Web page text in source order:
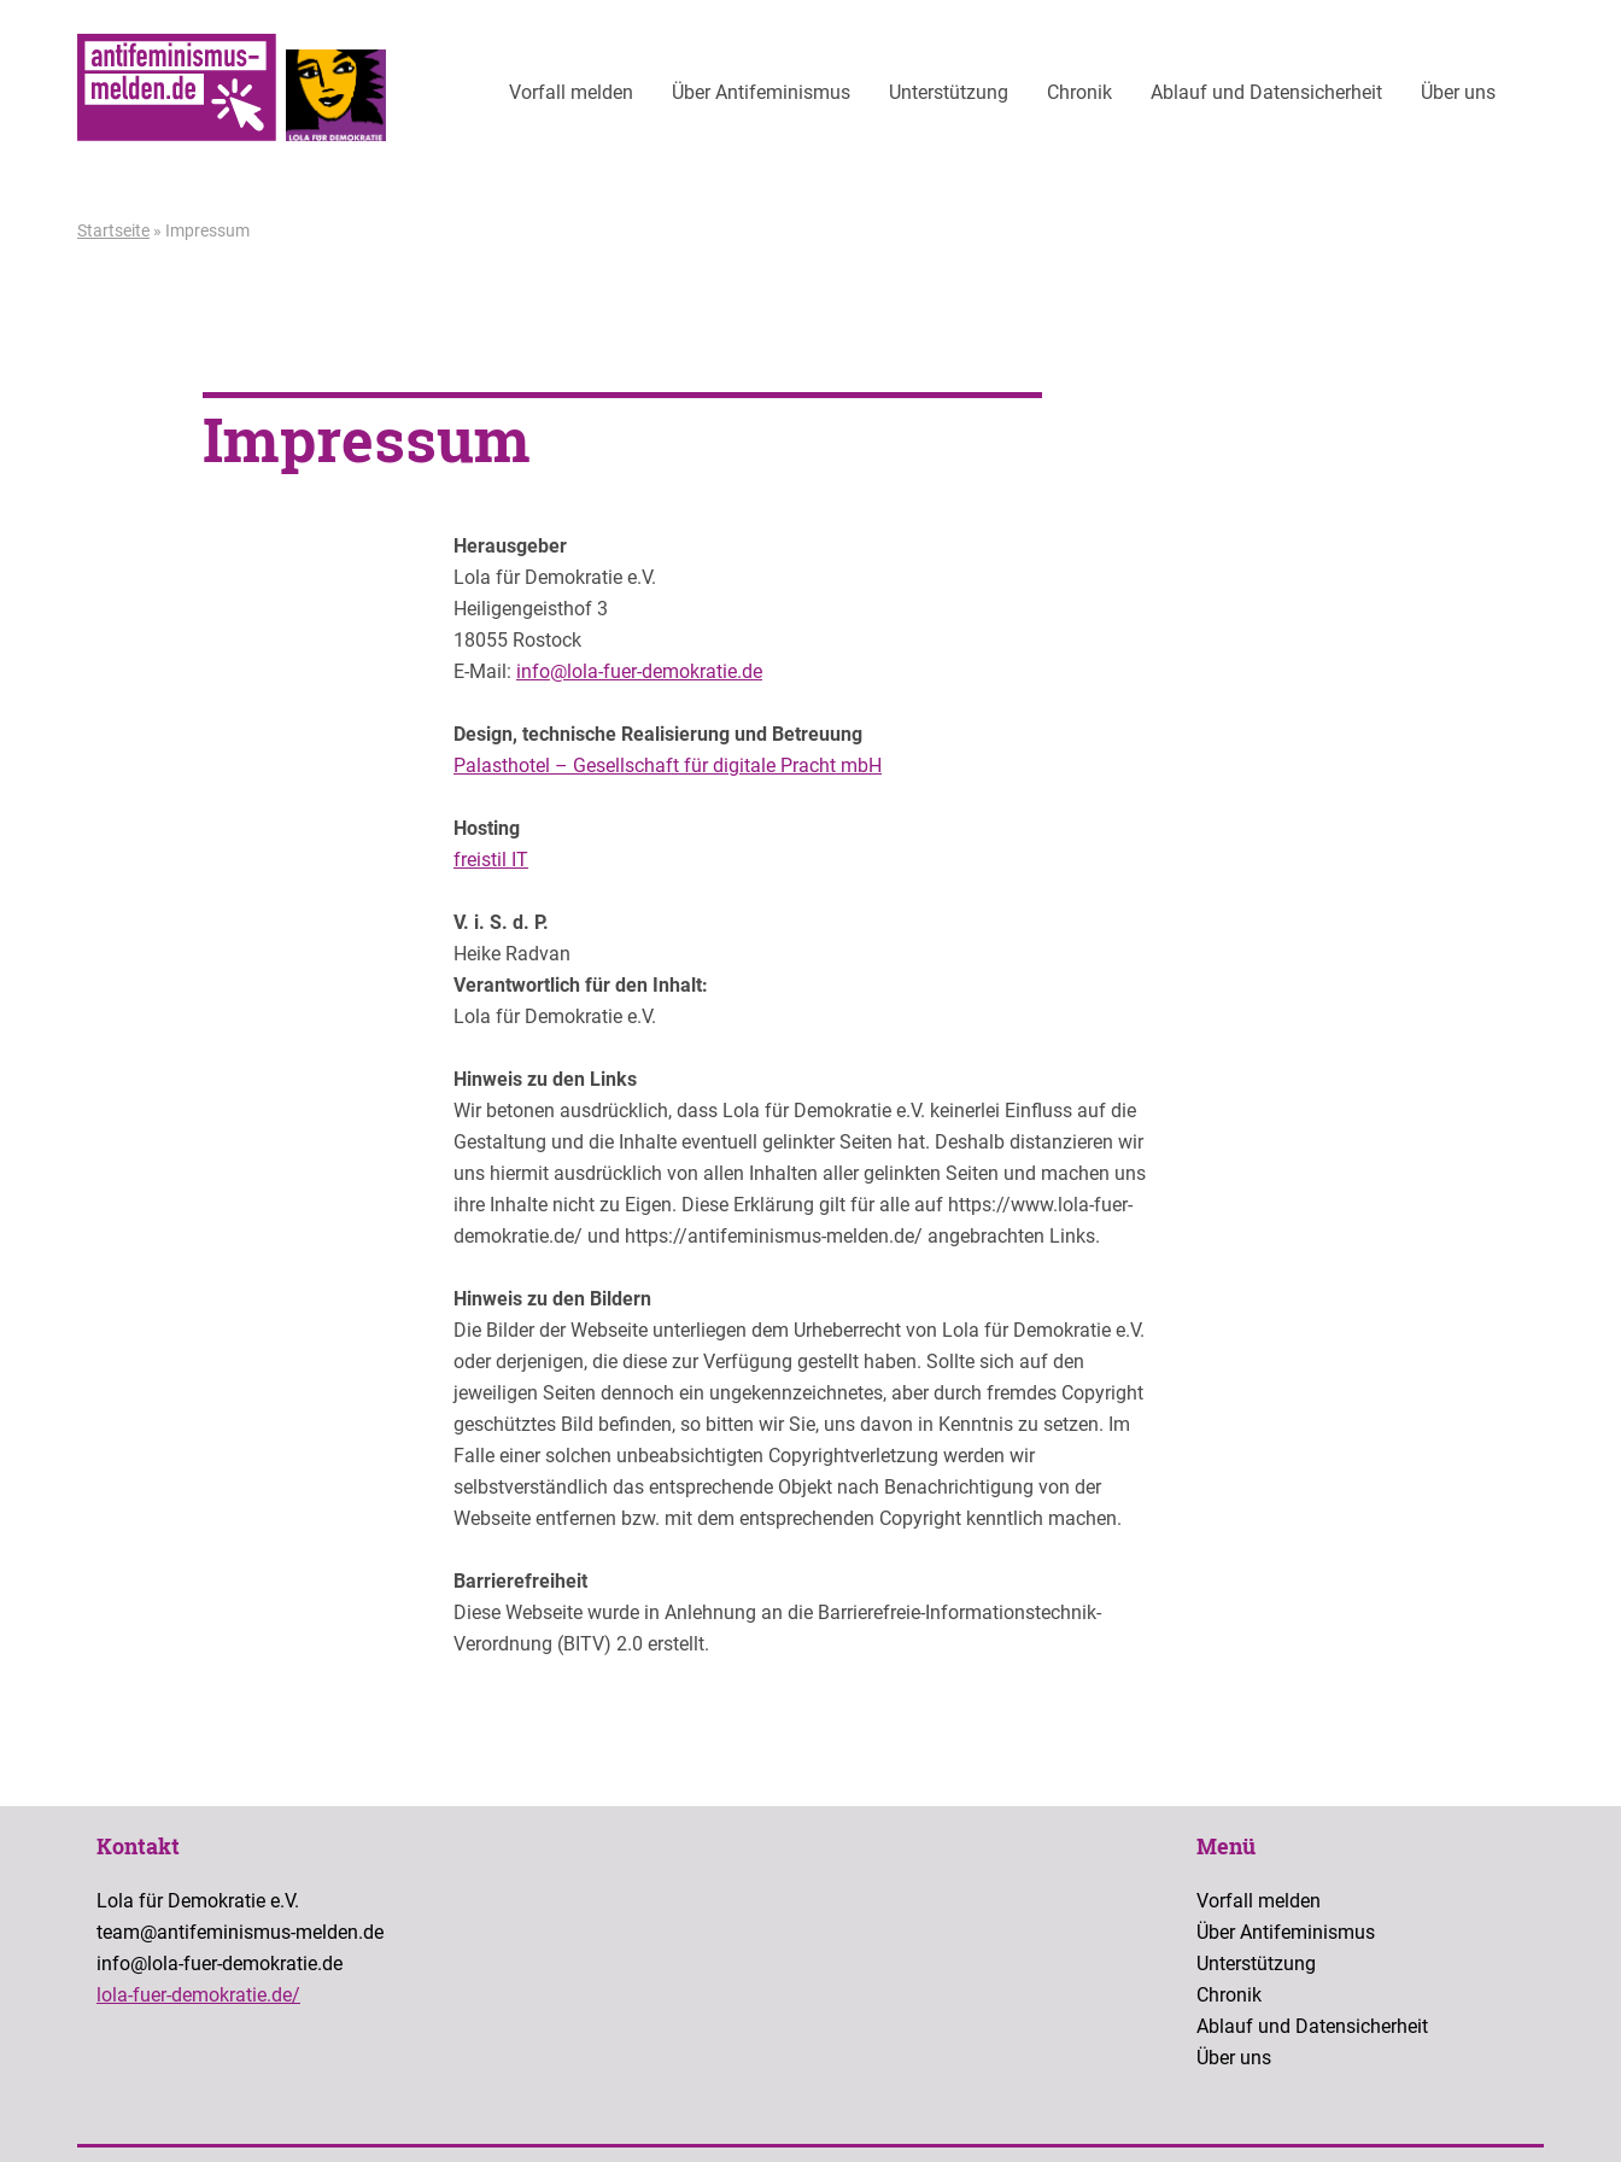
Vorfall melden Über Antifeminismus Unterstützung Chronik Ablauf und Datensicherheit Über uns
Startseite » Impressum
Impressum
Herausgeber
Lola für Demokratie e.V.
Heiligengeisthof 3
18055 Rostock
E-Mail: info@lola-fuer-demokratie.de
Design, technische Realisierung und Betreuung
Palasthotel – Gesellschaft für digitale Pracht mbH
Hosting
freistil IT
V. i. S. d. P.
Heike Radvan
Verantwortlich für den Inhalt:
Lola für Demokratie e.V.
Hinweis zu den Links
Wir betonen ausdrücklich, dass Lola für Demokratie e.V. keinerlei Einfluss auf die
Gestaltung und die Inhalte eventuell gelinkter Seiten hat. Deshalb distanzieren wir
uns hiermit ausdrücklich von allen Inhalten aller gelinkten Seiten und machen uns
ihre Inhalte nicht zu Eigen. Diese Erklärung gilt für alle auf https://www.lola-fuer-
demokratie.de/ und https://antifeminismus-melden.de/ angebrachten Links.
Hinweis zu den Bildern
Die Bilder der Webseite unterliegen dem Urheberrecht von Lola für Demokratie e.V.
oder derjenigen, die diese zur Verfügung gestellt haben. Sollte sich auf den
jeweiligen Seiten dennoch ein ungekennzeichnetes, aber durch fremdes Copyright
geschütztes Bild befinden, so bitten wir Sie, uns davon in Kenntnis zu setzen. Im
Falle einer solchen unbeabsichtigten Copyrightverletzung werden wir
selbstverständlich das entsprechende Objekt nach Benachrichtigung von der
Webseite entfernen bzw. mit dem entsprechenden Copyright kenntlich machen.
Barrierefreiheit
Diese Webseite wurde in Anlehnung an die Barrierefreie-Informationstechnik-
Verordnung (BITV) 2.0 erstellt.
Kontakt
Lola für Demokratie e.V.
team@antifeminismus-melden.de
info@lola-fuer-demokratie.de
lola-fuer-demokratie.de/
Menü
Vorfall melden
Über Antifeminismus
Unterstützung
Chronik
Ablauf und Datensicherheit
Über uns